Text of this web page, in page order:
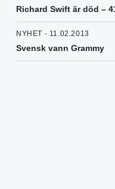
Richard Swift är död –
NYHET - 11.02.2013
Svensk vann Grammy